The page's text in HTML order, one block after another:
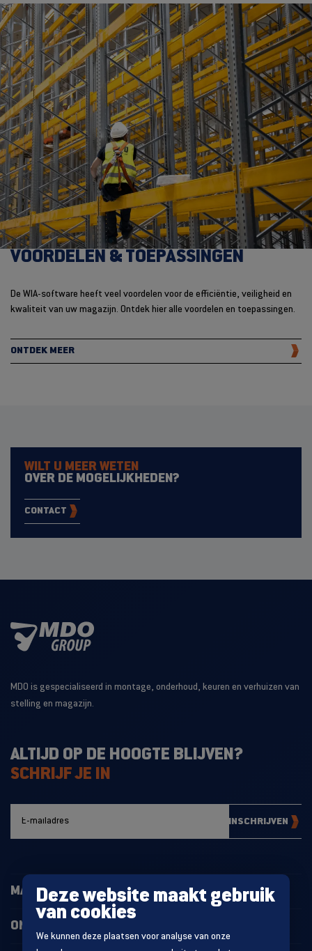
Deze website maakt gebruik
van cookies
We kunnen deze plaatsen voor analyse van onze
VOORDELEN & TOEPASSINGEN
De WIA-software heeft veel voordelen voor de efficiëntie, veiligheid en
kwaliteit van uw magazijn. Ontdek hier alle voordelen en toepassingen.
ONTDEK MEER
WILT U MEER WETEN
OVER DE MOGELIJKHEDEN?
CONTACT
MDO is gespecialiseerd in montage, onderhoud, keuren en verhuizen van
stelling en magazijn.
ALTIJD OP DE HOOGTE BLIJVEN?
SCHRIJF JE IN
INSCHRIJVEN
MAGAZIJNINRICHTING
ONZE PROJECTEN